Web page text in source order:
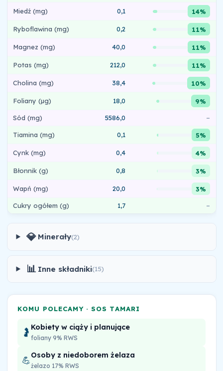
Miedź (mg) 0,1 14%
Ryboflawina (mg) 0,2 11%
Magnez (mg) 40,0 11%
Potas (mg) 212,0 11%
Cholina (mg) 38,4 10%
Foliany (µg) 18,0 9%
Sód (mg) 5586,0 –
Tiamina (mg) 0,1 5%
Cynk (mg) 0,4 4%
Błonnik (g) 0,8 3%
Wapń (mg) 20,0 3%
Cukry ogółem (g) 1,7 –
💎 Minerały(2)
📊 Inne składniki(15)
KOMU POLECAMY · SOS TAMARI
🤰 Kobiety w ciąży i planujące
foliany 9% RWS
💪Osoby z niedoborem żelaza
żelazo 17% RWS